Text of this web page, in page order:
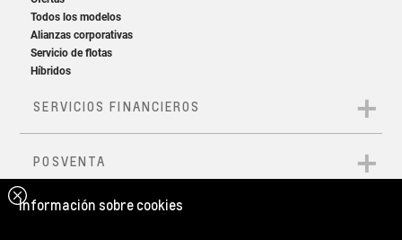
Información sobre cookies